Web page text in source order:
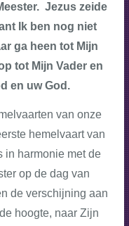
Jezus zeide
Ik ben nog niet
ga heen tot Mijn
tot Mijn Vader en
en uw God.
van onze
hemelvaart van
in harmonie met de
op de dag van
de verschijning aan
hoogte, naar Zijn